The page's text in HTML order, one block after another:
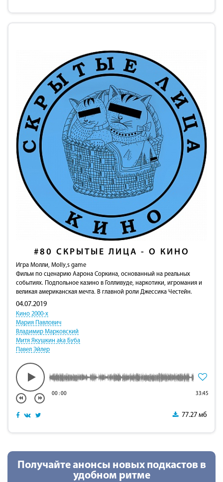
#80 СКРЫТЫЕ ЛИЦА - О КИНО
Игра Молли, Molly,s game
Фильм по сценарию Аарона Соркина, основанный на реальных
событиях. Подпольное казино в Голливуде, наркотики, игромания и
великая американская мечта. В главной роли Джессика Честейн.
04.07.2019
Кино 2000-х
Мария Павлович
Владимир Марковский
Митя Якушкин aka Буба
Павел Эйлер
00:00 33:45
77.27 мб
Получайте анонсы новых подкастов в
удобном ритме